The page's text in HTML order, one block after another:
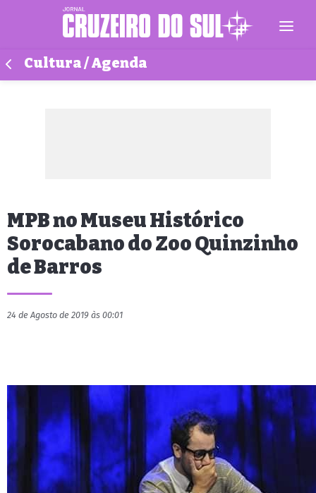
Cultura / Agenda
MPB no Museu Histórico
Sorocabano do Zoo Quinzinho
de Barros
24 de Agosto de 2019 às 00:01